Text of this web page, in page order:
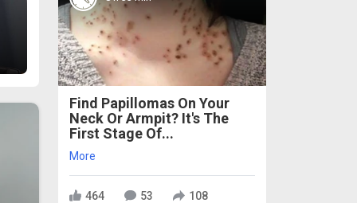
Find Papillomas On Your
Neck Or Armpit? It's The
First Stage Of...
More
464 53 108